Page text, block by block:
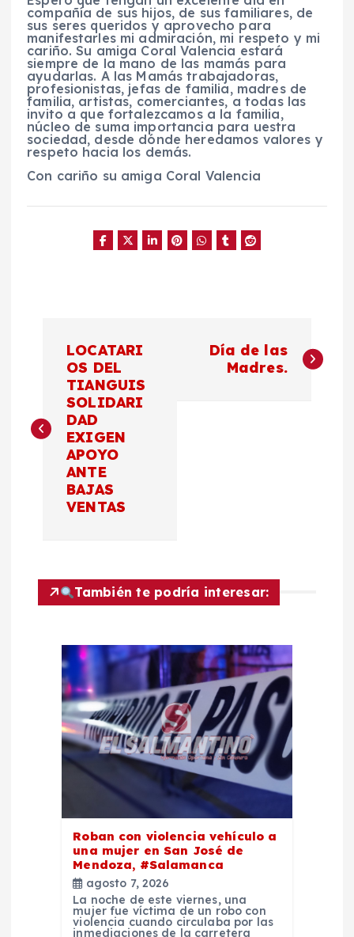
compañía de sus hijos, de sus familiares, de
sus seres queridos y aprovecho para
manifestarles mi admiración, mi respeto y mi
cariño. Su amiga Coral Valencia estará
siempre de la mano de las mamás para
ayudarlas. A las Mamás trabajadoras,
profesionistas, jefas de familia, madres de
familia, artistas, comerciantes, a todas las
invito a que fortalezcamos a la familia,
núcleo de suma importancia para uestra
sociedad, desde dónde heredamos valores y
respeto hacia los demás.
Con cariño su amiga Coral Valencia
v
e
c
LOCATARI
OS DEL
TIANGUIS
SOLIDARI
DAD
EXIGEN
APOYO
ANTE
BAJAS
VENTAS
Día de las
Madres.
También te podría interesar:
Roban con violencia vehículo a
una mujer en San José de
Mendoza, #Salamanca
agosto 7, 2026
La noche de este viernes, una
mujer fue víctima de un robo con
violencia cuando circulaba por las
inmediaciones de la carretera